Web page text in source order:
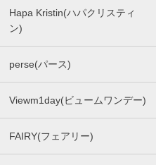
Hapa Kristin(ハパクリスティ
ン)
perse(パース)
Viewm1day(ビュームワンデー)
FAIRY(フェアリー)